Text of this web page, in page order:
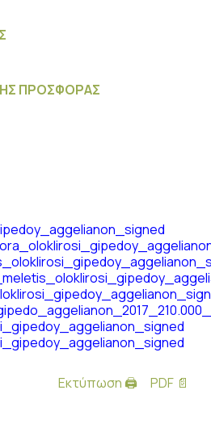
ΠΡΟΣΦΟΡΑΣ
Εκτύπωση 🖨 PDF 📄